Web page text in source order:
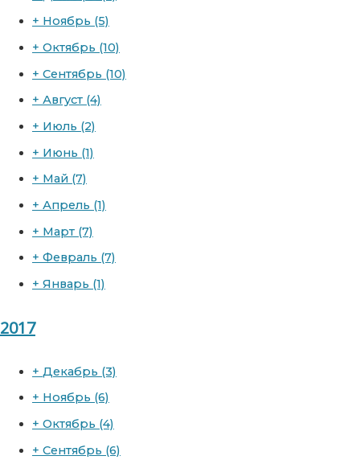
+ Ноябрь (5)
+ Октябрь (10)
+ Сентябрь (10)
+ Август (4)
+ Июль (2)
+ Июнь (1)
+ Май (7)
+ Апрель (1)
+ Март (7)
+ Февраль (7)
+ Январь (1)
2017
+ Декабрь (3)
+ Ноябрь (6)
+ Октябрь (4)
+ Сентябрь (6)